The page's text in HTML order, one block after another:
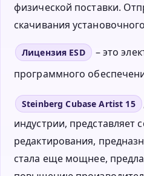
физической поставки.
скачивания
Лицензия ESD
– это
программного
Steinberg Cubase Artist 15
индустрии,
редактирования,
стала еще мощнее,